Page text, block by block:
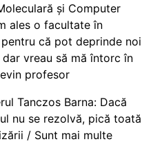
și Computer
ales o facultate în
că pot deprinde noi
vreau să mă întorc în
profesor
Tanczos Barna: Dacă
nu se rezolvă, pică toată
/ Sunt mai multe